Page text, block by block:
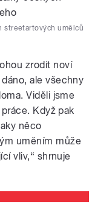
streetartových umělců
zrodit noví
ale všechny
Viděli jsme
Když pak
něco
uměním může
vliv,“ shrnuje